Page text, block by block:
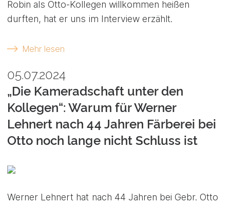
Robin als Otto-Kollegen willkommen heißen
durften, hat er uns im Interview erzählt.
Mehr lesen
05.07.2024
„Die Kameradschaft unter den
Kollegen“: Warum für Werner
Lehnert nach 44 Jahren Färberei bei
Otto noch lange nicht Schluss ist
Werner Lehnert hat nach 44 Jahren bei Gebr. Otto